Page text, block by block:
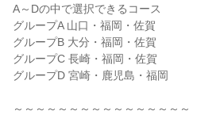
A～Dの中で選択できるコース
グループA 山口・福岡・佐賀
グループB 大分・福岡・佐賀
グループC 長崎・福岡・佐賀
グループD 宮崎・鹿児島・福岡
～～～～～～～～～～～～～～～～